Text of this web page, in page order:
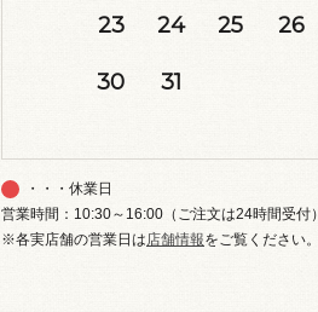
23 24 25 26
30 31
・・・休業日
営業時間：10:30～16:00（ご注文は24時間受付）
※各実店舗の営業日は店舗情報をご覧ください。